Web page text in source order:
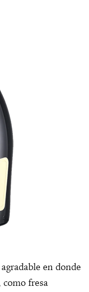
en donde
como fresa